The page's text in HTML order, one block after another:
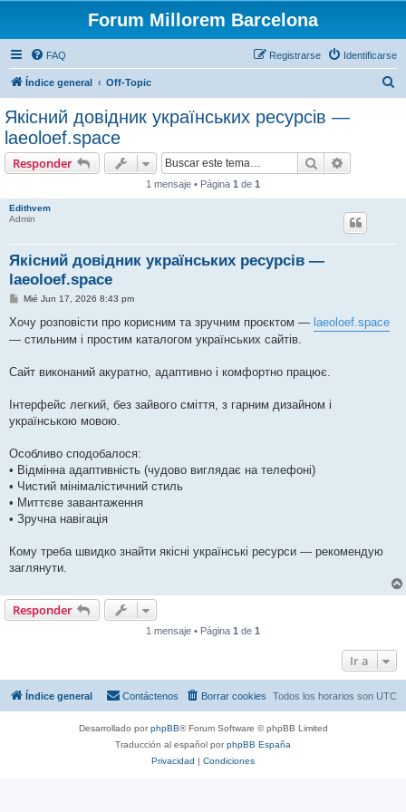
Forum Millorem Barcelona
FAQ Identificarse
Registrarse
Índice general Off-Topic
Якісний довідник українських ресурсів —
laeoloef.space
Responder Buscar
1 mensaje • Página 1 de 1
Edithvem
Admin
Якісний довідник українських ресурсів —
laeoloef.space
M
n
a
Mié Jun 17, 2026 8:43 pm
Хочу розповісти про корисним та зручним проєктом — laeoloef.space
— стильним і простим каталогом українських сайтів.
Сайт виконаний акуратно, адаптивно і комфортно працює.
Інтерфейс легкий, без зайвого сміття, з гарним дизайном і
українською мовою.
Особливо сподобалося:
• Відмінна адаптивність (чудово виглядає на телефоні)
• Чистий мінімалістичний стиль
• Миттєве завантаження
• Зручна навігація
Кому треба швидко знайти якісні українські ресурси — рекомендую
заглянути.
Responder
1 mensaje • Página 1 de 1
Ir a
Índice general Todos los horarios son UTC
Borrar cookies
Contáctenos
Desarrollado porphpBB® Forum Software © phpBB Limited
Traducción al español porphpBB España
Privacidad | Condiciones